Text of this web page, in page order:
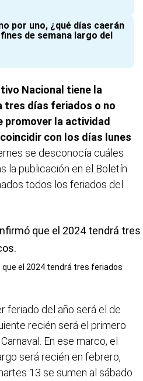
por uno, ¿qué días caerán
de semana largo del
Nacional tiene la
días feriados o no
promover la actividad
con los días lunes
se desconocía cuáles
la publicación en el Boletín
todos los feriados del
que el 2024 tendrá tres feriados
feriado del año será el de
recién será el primero
En ese marco, el
será recién en febrero,
13 se sumen al sábado